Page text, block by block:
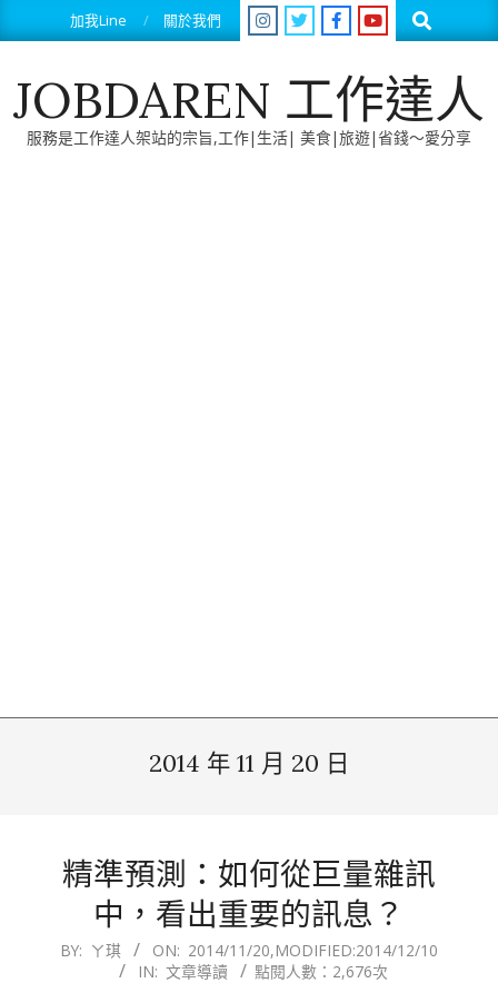
to
加我Line 關於我們 Search
JOBDAREN 工作達人
服務是工作達人架站的宗旨,工作|生活| 美食|旅遊|省錢～愛分享
2014 年 11 月 20 日
精準預測：如何從巨量雜訊
中，看出重要的訊息？
2014-
BY: ㄚ琪 ON: 2014/11/20,MODIFIED:2014/12/10
IN: 文章導讀 點閱人數：2,676次